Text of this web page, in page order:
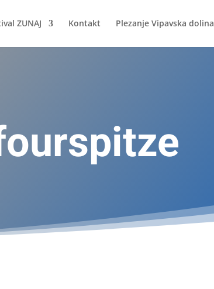
ZUNAJ Kontakt Plezanje Vipavska dolina